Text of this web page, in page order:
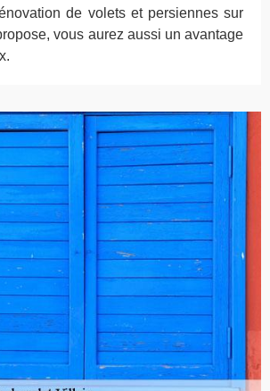
de volets et persiennes sur
vous aurez aussi un avantage